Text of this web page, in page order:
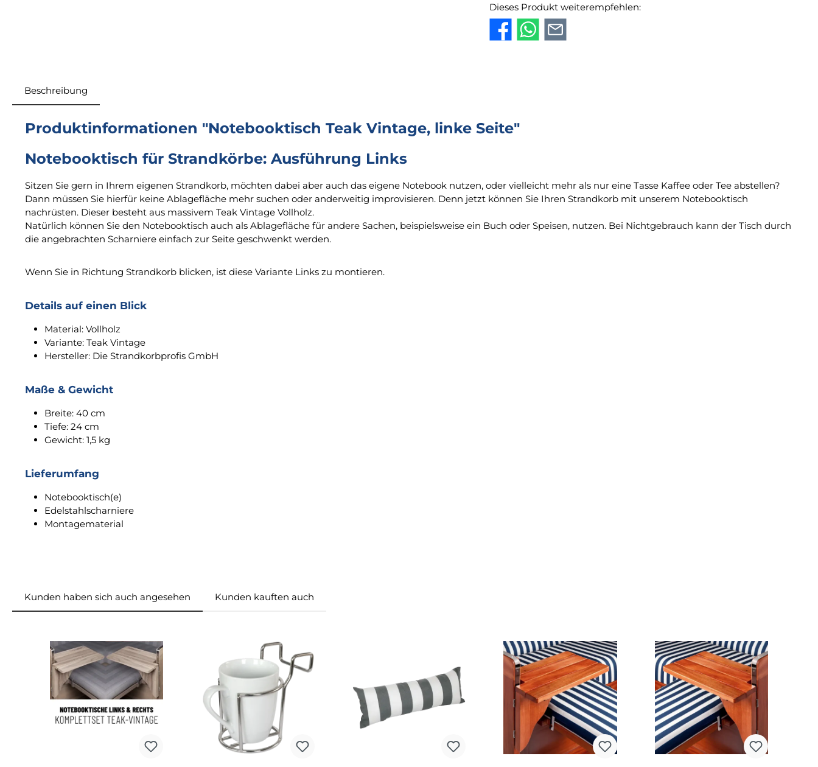
Dieses Produkt weiterempfehlen:
Beschreibung
Produktinformationen "Notebooktisch Teak Vintage, linke Seite"
Notebooktisch für Strandkörbe: Ausführung Links
Sitzen Sie gern in Ihrem eigenen Strandkorb, möchten dabei aber auch das eigene Notebook nutzen, oder vielleicht mehr als nur eine Tasse Kaffee oder Tee abstellen?
Dann müssen Sie hierfür keine Ablagefläche mehr suchen oder anderweitig improvisieren. Denn jetzt können Sie Ihren Strandkorb mit unserem Notebooktisch
nachrüsten. Dieser besteht aus massivem Teak Vintage Vollholz.
Natürlich können Sie den Notebooktisch auch als Ablagefläche für andere Sachen, beispielsweise ein Buch oder Speisen, nutzen. Bei Nichtgebrauch kann der Tisch durch
die angebrachten Scharniere einfach zur Seite geschwenkt werden.
Wenn Sie in Richtung Strandkorb blicken, ist diese Variante Links zu montieren.
Details auf einen Blick
Material: Vollholz
Variante: Teak Vintage
Hersteller: Die Strandkorbprofis GmbH
Maße & Gewicht
Breite: 40 cm
Tiefe: 24 cm
Gewicht: 1,5 kg
Lieferumfang
Notebooktisch(e)
Edelstahlscharniere
Montagematerial
Kunden haben sich auch angesehen Kunden kauften auch